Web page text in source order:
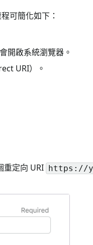
可簡化如下：
開啟系統瀏覽器。
URI）。
重定向 URI https://